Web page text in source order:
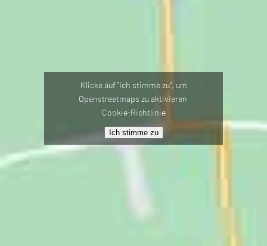
Klicke auf "Ich stimme zu", um
Openstreetmaps zu aktivieren
Cookie-Richtlinie
Ich stimme zu